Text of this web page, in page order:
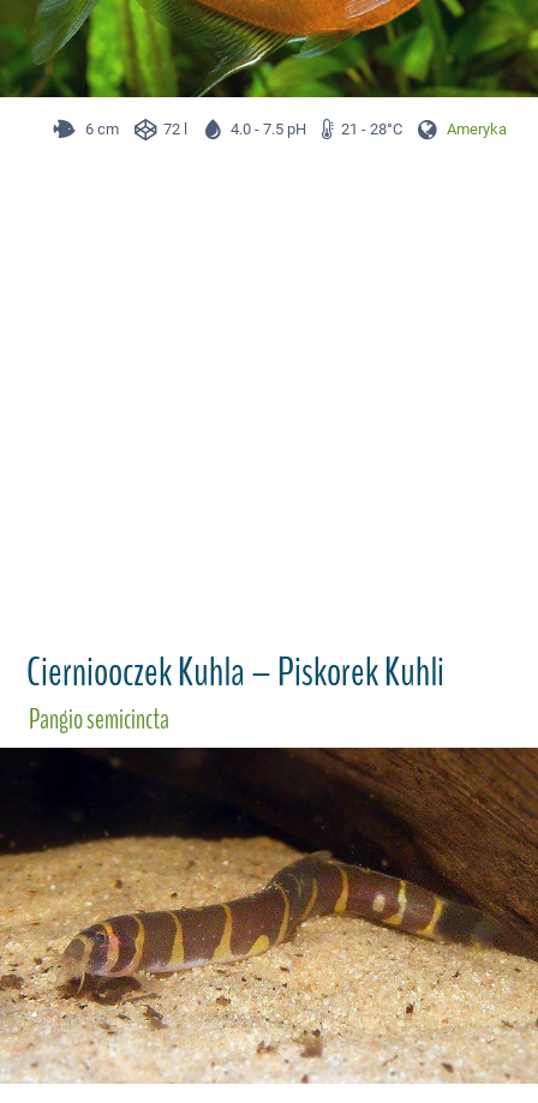
6 cm 72 l 4.0 - 7.5 pH 21 - 28°C Ameryka Płd.
Cierniooczek Kuhla – Piskorek Kuhli
Pangio semicincta